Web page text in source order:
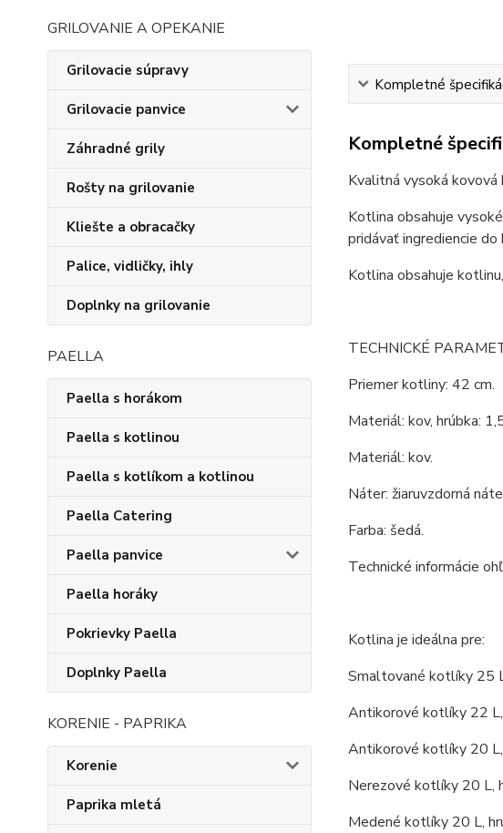
GRILOVANIE A OPEKANIE
Grilovacie súpravy
Grilovacie panvice
Záhradné grily
Rošty na grilovanie
Kliešte a obracačky
Palice, vidličky, ihly
Doplnky na grilovanie
PAELLA
Paella s horákom
Paella s kotlinou
Paella s kotlíkom a kotlinou
Paella Catering
Paella panvice
Paella horáky
Pokrievky Paella
Doplnky Paella
KORENIE - PAPRIKA
Korenie
Paprika mletá
Kompletné
Kompletné
Kvalitná vysoká
Kotlina obsahuje
pridávať ingrediencie
Kotlina obsahuje
TECHNICKÉ
Priemer kotliny: 42 cm.
Materiál: kov, hrúbka:
Materiál: kov.
Náter: žiaruvzdorná
Farba: šedá.
Technické informácie
Kotlina je ideálna pre:
Smaltované kotlíky 25
Antikorové kotlíky 22
Antikorové kotlíky 20
Nerezové kotlíky 20 L,
Medené kotlíky 20 L,